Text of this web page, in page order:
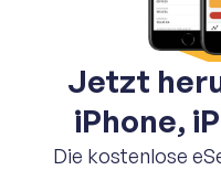
Jetzt
iPhone,
Die kostenlose